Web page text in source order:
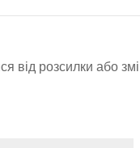
від розсилки або